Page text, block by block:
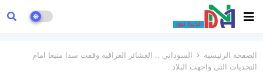
الصفحة الرئيسية
السوداني .. العشائر العراقية وقفت سدا منيعا امام
التحديات التي واجهت البلاد .